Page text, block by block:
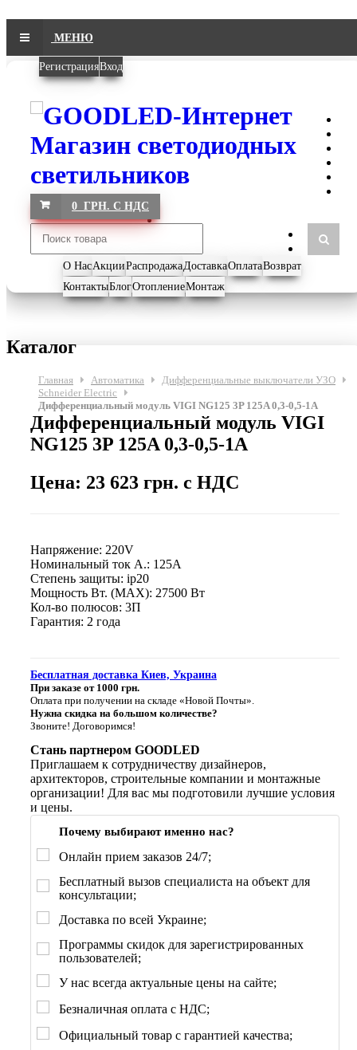
МЕНЮ
РегистрацияВход
0 ГРН. С НДС
О НасАкцииРаспродажаДоставкаОплатаВозврат
КонтактыБлогОтоплениеМонтаж
Каталог
Главная Автоматика
Дифференциальные выключатели УЗО
Schneider Electric
Дифференциальный модуль VIGI NG125 3P 125A 0,3-0,5-1A
Дифференциальный модуль VIGI
NG125 3P 125A 0,3-0,5-1A
Цена: 23 623 грн. с НДС
Напряжение: 220V
Номинальный ток А.: 125A
Степень защиты: ip20
Мощность Вт. (МАХ): 27500 Вт
Кол-во полюсов: 3П
Гарантия: 2 года
Бесплатная доставка Киев, Украина
При заказе от 1000 грн.
Оплата при получении на складе «Новой Почты».
Нужна скидка на большом количестве?
Звоните! Договоримся!
Стань партнером GOODLED
Приглашаем к сотрудничеству дизайнеров,
архитекторов, строительные компании и монтажные
организации! Для вас мы подготовили лучшие условия
и цены.
Почему выбирают именно нас?
Онлайн прием заказов 24/7;
Бесплатный вызов специалиста на объект для
консультации;
Доставка по всей Украине;
Программы скидок для зарегистрированных
пользователей;
У нас всегда актуальные цены на сайте;
Безналичная оплата с НДС;
Официальный товар с гарантией качества;